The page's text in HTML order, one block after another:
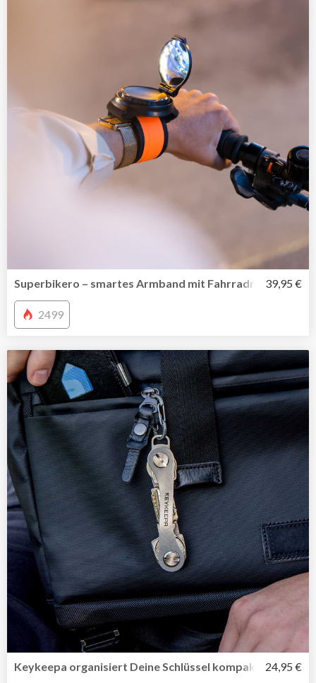
Superbikero – smartes Armband mit Fahrradrückspiegel
39,95 €
2499
Keykeepa organisiert Deine Schlüssel kompakt und24,95 €